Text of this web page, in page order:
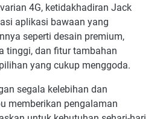
4G, ketidakhadiran Jack
aplikasi bawaan yang
seperti desain premium,
tinggi, dan fitur tambahan
yang cukup menggoda.
segala kelebihan dan
memberikan pengalaman